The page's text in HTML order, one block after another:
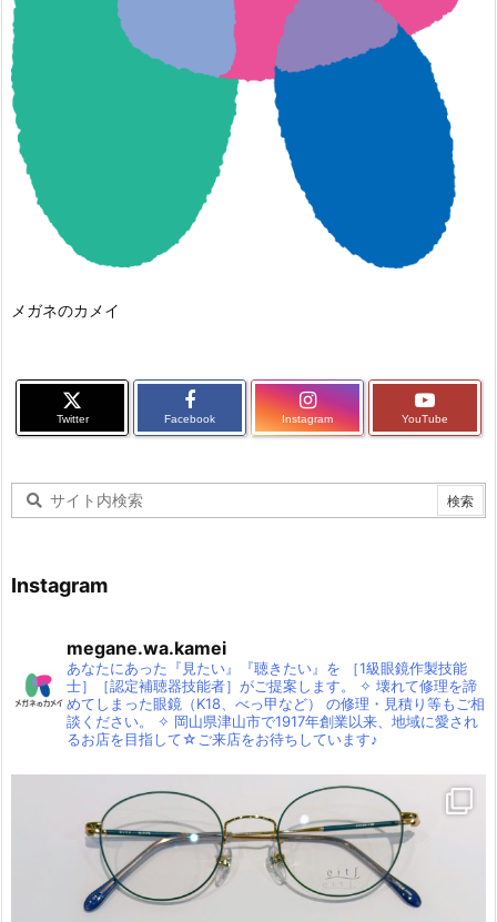
メガネのカメイ
Twitter Facebook Instagram YouTube
Instagram
megane.wa.kamei
あなたにあった『見たい』『聴きたい』を ［1級眼鏡作製技能
士］［認定補聴器技能者］がご提案します。
✧ 壊れて修理を諦
めてしまった眼鏡（K18、べっ甲など）
の修理・見積り等もご相
談ください。
✧ 岡山県津山市で1917年創業以来、地域に愛され
るお店を目指して☆ご来店をお待ちしています♪